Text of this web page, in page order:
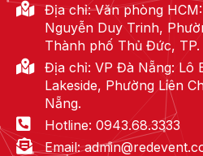
Địa chỉ: Văn phòng
Nguyễn Duy Trinh,
Thành phố Thủ Đức, TP.
Địa chỉ: VP Đà Nẵng: Lô
Lakeside, Phường Liên
Nẵng.
Hotline: 0943.68.3333
Email: